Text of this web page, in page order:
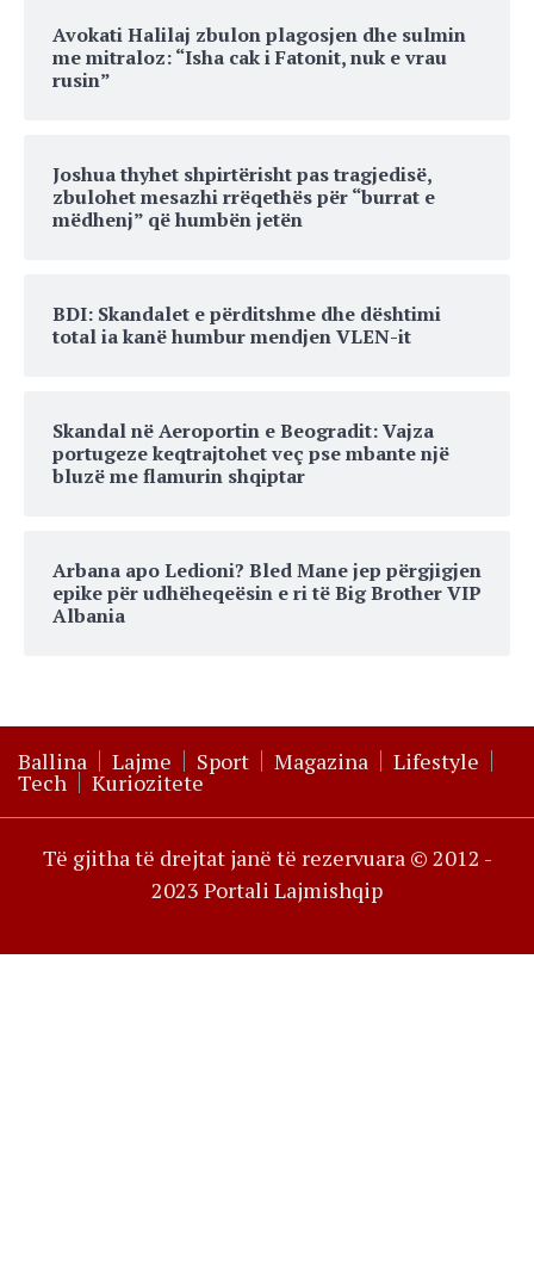
Avokati Halilaj zbulon plagosjen dhe sulmin
me mitraloz: “Isha cak i Fatonit, nuk e vrau
rusin”
Joshua thyhet shpirtërisht pas tragjedisë,
zbulohet mesazhi rrëqethës për “burrat e
mëdhenj” që humbën jetën
BDI: Skandalet e përditshme dhe dështimi
total ia kanë humbur mendjen VLEN-it
Skandal në Aeroportin e Beogradit: Vajza
portugeze keqtrajtohet veç pse mbante një
bluzë me flamurin shqiptar
Arbana apo Ledioni? Bled Mane jep përgjigjen
epike për udhëheqeësin e ri të Big Brother VIP
Albania
Ballina Lajme Sport Magazina Lifestyle
Tech Kuriozitete
Të gjitha të drejtat janë të rezervuara © 2012 -
2023 Portali Lajmishqip